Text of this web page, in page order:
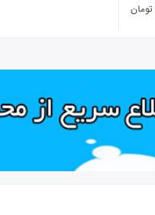
تومان